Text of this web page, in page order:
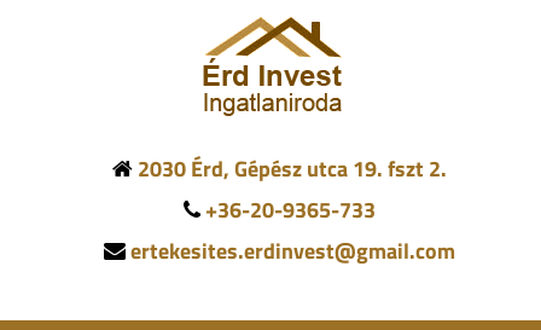
2030 Érd, Gépész utca 19. fszt 2.
+36-20-9365-733
ertekesites.erdinvest@gmail.com